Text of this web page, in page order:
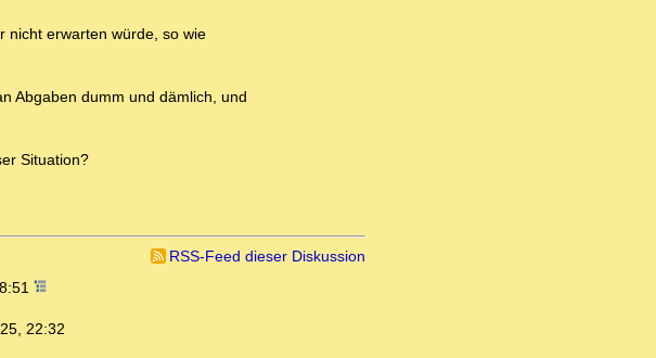
nicht erwarten würde, so wie
Abgaben dumm und dämlich, und
Situation?
RSS-Feed dieser Diskussion
22:32